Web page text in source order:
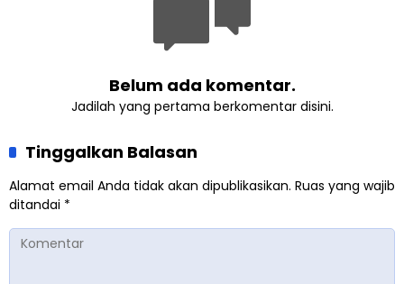
Belum ada komentar.
Jadilah yang pertama berkomentar disini.
Tinggalkan Balasan
Alamat email Anda tidak akan dipublikasikan. Ruas yang wajib
ditandai *